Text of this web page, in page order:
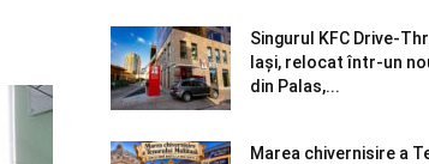
Singurul KFC Drive-
Iași, relocat într-un
din Palas,...
Marea chivernisire a